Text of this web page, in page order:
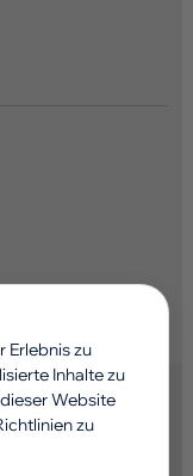
Erlebnis zu
Inhalte zu
Website
zu